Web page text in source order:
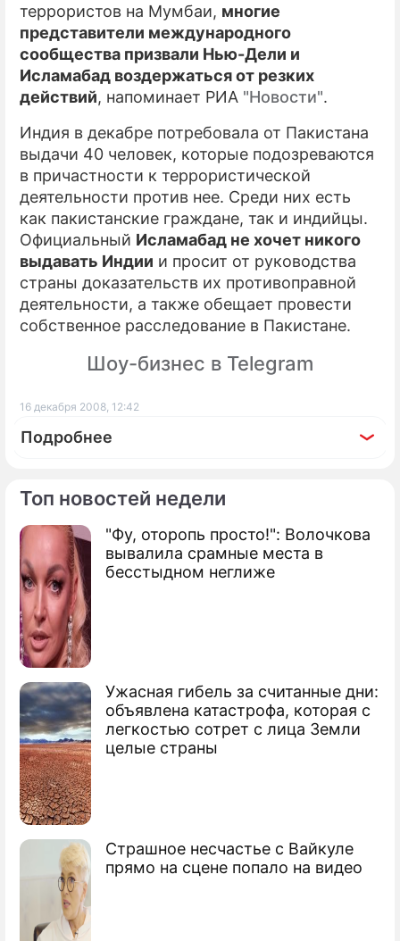
Топ новостей недели
"Фу, оторопь просто!": Волочкова
вывалила срамные места в
бесстыдном неглиже
Ужасная гибель за считанные дни:
объявлена катастрофа, которая с
легкостью сотрет с лица Земли
целые страны
Страшное несчастье с Вайкуле
прямо на сцене попало на видео
террористов на Мумбаи, многие
представители международного
сообщества призвали Нью-Дели и
Исламабад воздержаться от резких
действий, напоминает РИА "Новости".
Индия в декабре потребовала от Пакистана
выдачи 40 человек, которые подозреваются
в причастности к террористической
деятельности против нее. Среди них есть
как пакистанские граждане, так и индийцы.
Официальный Исламабад не хочет никого
выдавать Индии и просит от руководства
страны доказательств их противоправной
деятельности, а также обещает провести
собственное расследование в Пакистане.
Шоу-бизнес в Telegram
16 декабря 2008, 12:42
Подробнее
По теме
Индия нашла центр мирового
терроризма
Пакистанскую разведку обвинили в
теракте
Индия требует от Пакистана
террористов